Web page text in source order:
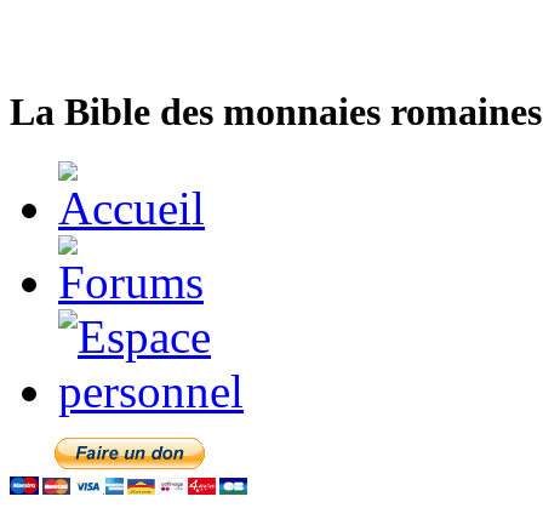
La Bible des monnaies